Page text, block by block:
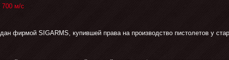
700 м/с
фирмой SIGARMS, купившей права на производство пистолетов у